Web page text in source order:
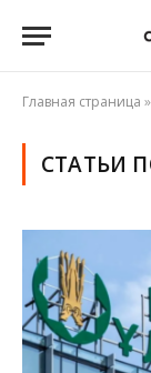
Главная страница »
СТАТЬИ